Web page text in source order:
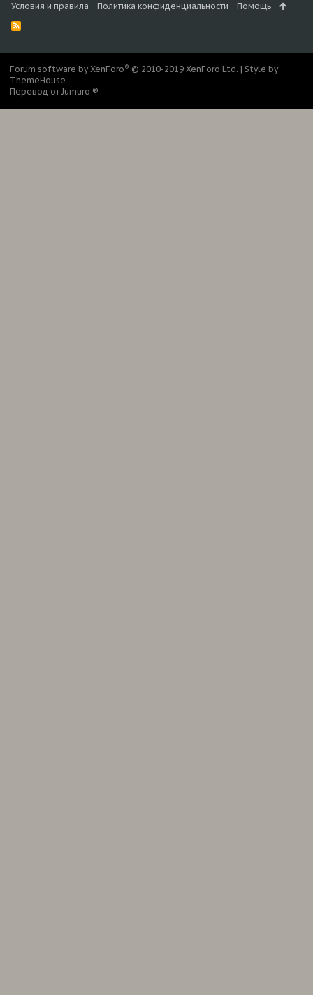
Условия и правила
Политика конфиденциальности Помощь
R
Forum software by XenForo® © 2010-2019 XenForo Ltd. | Style by
ThemeHouse
Перевод от Jumuro ®